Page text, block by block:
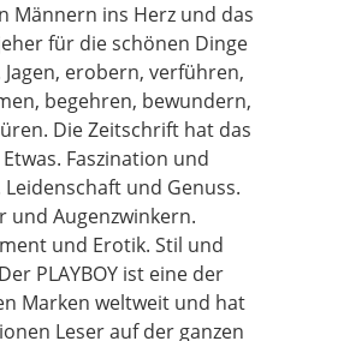
Männern ins Herz und das
für die schönen Dinge
Jagen, erobern, verführen,
begehren, bewundern,
Die Zeitschrift hat das
Faszination und
und Genuss.
und Augenzwinkern.
und Erotik. Stil und
PLAYBOY ist eine der
Marken weltweit und hat
Leser auf der ganzen